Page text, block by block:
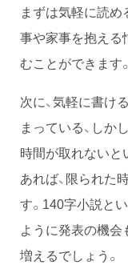
まずは気軽に読め
事や家事を抱える
むことができます。
次に、気軽に書け
まっている、しか
時間が取れないと
あれば、限られた
す。140字小説と
ように発表の機会
増えるでしょう。